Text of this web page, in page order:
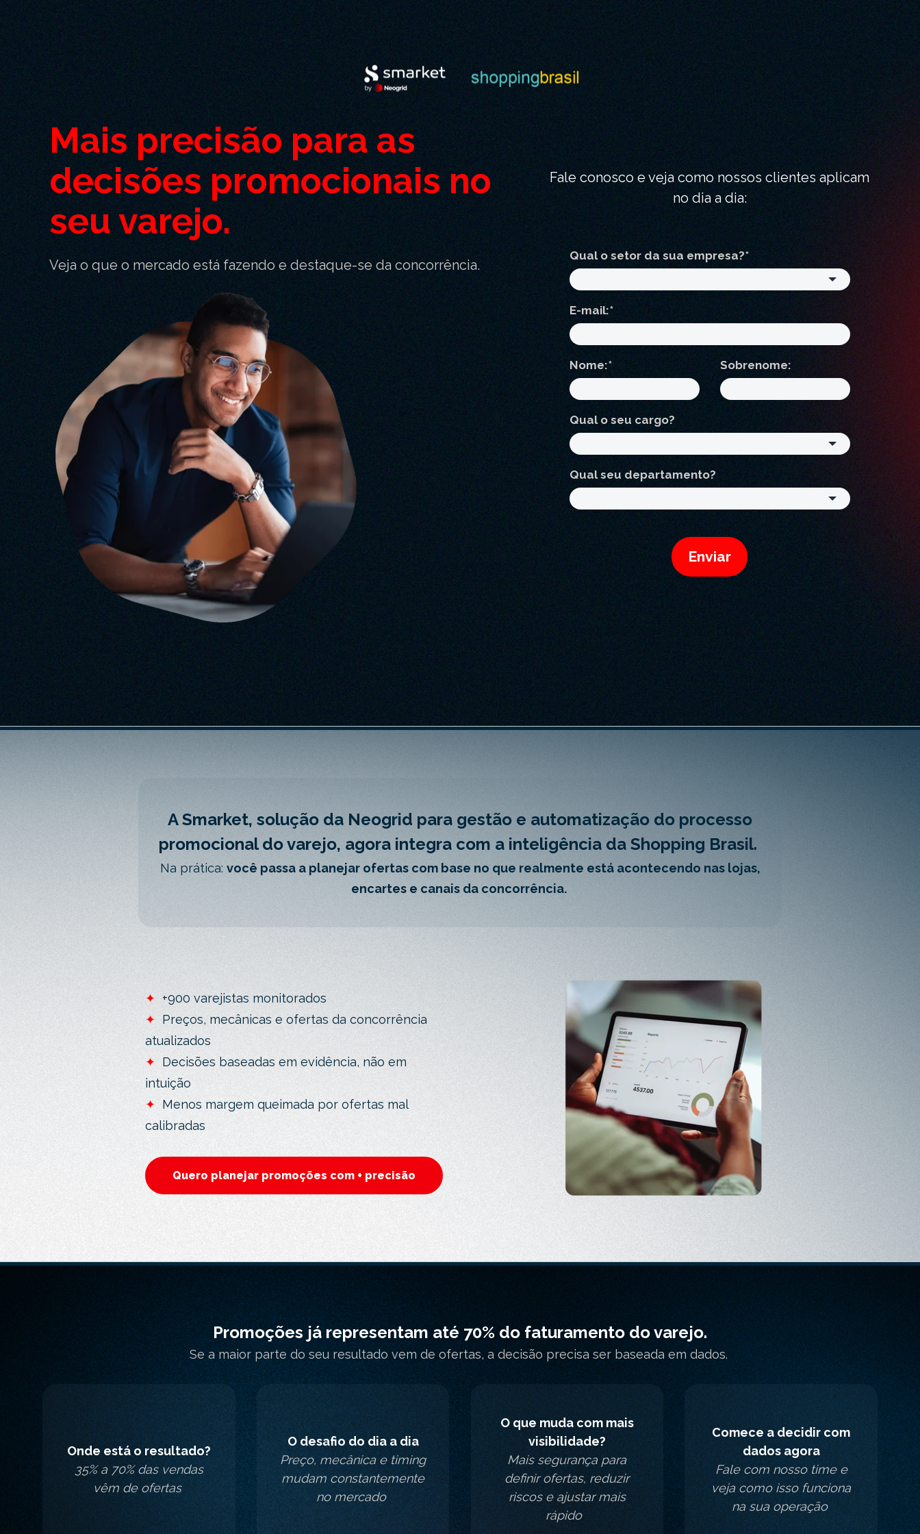
Mais precisão para as
decisões promocionais no
seu varejo.
Veja o que o mercado está fazendo e destaque-se da concorrência.
Fale conosco e veja como nossos clientes aplicam
no dia a dia:
Qual o setor da sua empresa?*
E-mail:*
Nome:* Sobrenome:
Qual o seu cargo?
Qual seu departamento?
Enviar
A Smarket, solução da Neogrid para gestão e automatização do processo
promocional do varejo, agora integra com a inteligência da Shopping Brasil.
Na prática: você passa a planejar ofertas com base no que realmente está acontecendo nas lojas,
encartes e canais da concorrência.
✦ +900 varejistas monitorados
✦ Preços, mecânicas e ofertas da concorrência
atualizados
✦ Decisões baseadas em evidência, não em
intuição
✦ Menos margem queimada por ofertas mal
calibradas
Quero planejar promoções com + precisão
Promoções já representam até 70% do faturamento do varejo.
Se a maior parte do seu resultado vem de ofertas, a decisão precisa ser baseada em dados.
Onde está o resultado?
35% a 70% das vendas
vêm de ofertas
O desafio do dia a dia
Preço, mecânica e timing
mudam constantemente
no mercado
O que muda com mais
visibilidade?
Mais segurança para
definir ofertas, reduzir
riscos e ajustar mais
rápido
Comece a decidir com
dados agora
Fale com nosso time e
veja como isso funciona
na sua operação